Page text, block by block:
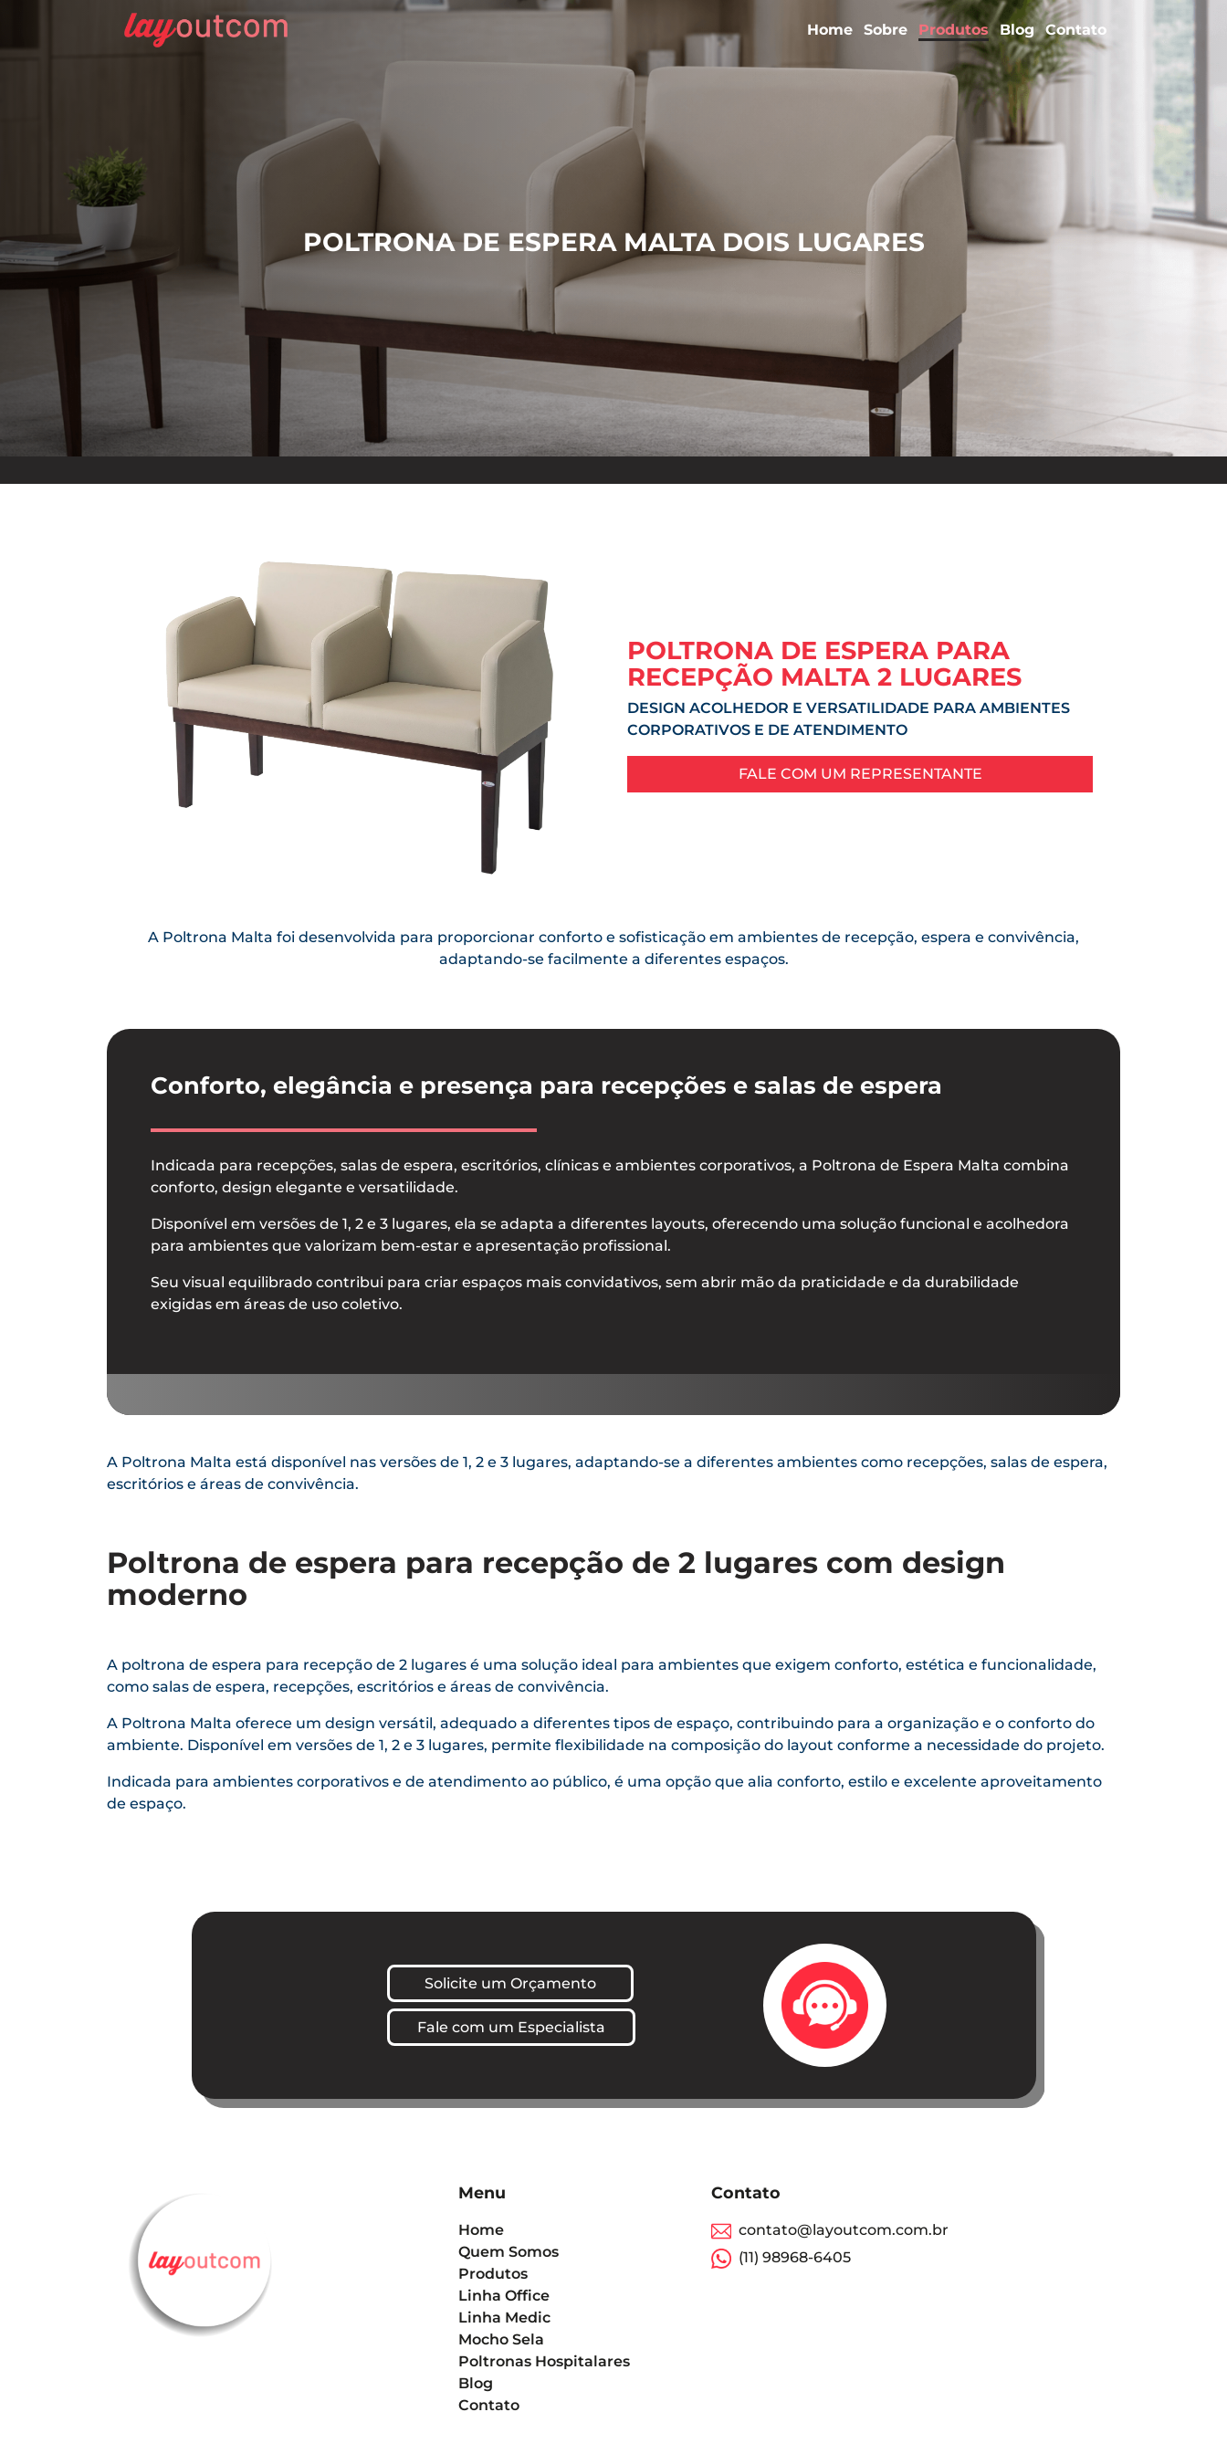
Home Sobre Produtos Blog Contato
POLTRONA DE ESPERA MALTA DOIS LUGARES
POLTRONA DE ESPERA PARA
RECEPÇÃO MALTA 2 LUGARES
DESIGN ACOLHEDOR E VERSATILIDADE PARA AMBIENTES
CORPORATIVOS E DE ATENDIMENTO
FALE COM UM REPRESENTANTE
A Poltrona Malta foi desenvolvida para proporcionar conforto e sofisticação em ambientes de recepção, espera e convivência,
adaptando-se facilmente a diferentes espaços.
Conforto, elegância e presença para recepções e salas de espera
Indicada para recepções, salas de espera, escritórios, clínicas e ambientes corporativos, a Poltrona de Espera Malta combina
conforto, design elegante e versatilidade.
Disponível em versões de 1, 2 e 3 lugares, ela se adapta a diferentes layouts, oferecendo uma solução funcional e acolhedora
para ambientes que valorizam bem-estar e apresentação profissional.
Seu visual equilibrado contribui para criar espaços mais convidativos, sem abrir mão da praticidade e da durabilidade
exigidas em áreas de uso coletivo.
A Poltrona Malta está disponível nas versões de 1, 2 e 3 lugares, adaptando-se a diferentes ambientes como recepções, salas de espera,
escritórios e áreas de convivência.
Poltrona de espera para recepção de 2 lugares com design
moderno
A poltrona de espera para recepção de 2 lugares é uma solução ideal para ambientes que exigem conforto, estética e funcionalidade,
como salas de espera, recepções, escritórios e áreas de convivência.
A Poltrona Malta oferece um design versátil, adequado a diferentes tipos de espaço, contribuindo para a organização e o conforto do
ambiente. Disponível em versões de 1, 2 e 3 lugares, permite flexibilidade na composição do layout conforme a necessidade do projeto.
Indicada para ambientes corporativos e de atendimento ao público, é uma opção que alia conforto, estilo e excelente aproveitamento
de espaço.
Solicite um Orçamento
Fale com um Especialista
Menu
Home
Quem Somos
Produtos
Linha Office
Linha Medic
Mocho Sela
Poltronas Hospitalares
Blog
Contato
Contato
contato@layoutcom.com.br
(11) 98968-6405